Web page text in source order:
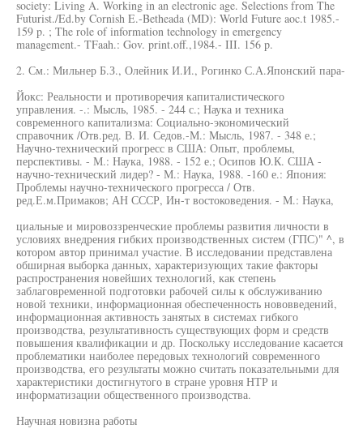
society: Living A. Working in an electronic age. Selections from The
Futurist./Ed.by Cornish E.-Betheada (MD): World Future aoc.t 1985.-
159 p. ; The role of information technology in emergency
management.- TFaah.: Gov. print.off.,1984.- III. 156 p.
2. См.: Мильнер Б.З., Олейник И.И., Рогинко С.А.Японский пара-
Йокс: Реальности и противоречия капиталистического
управления. -.: Мысль, 1985. - 244 с.; Наука и техника
современного капитализма: Социально-экономический
справочник /Отв.ред. В. И. Седов.-М.: Мысль, 1987. - 348 е.;
Научно-технический прогресс в США: Опыт, проблемы,
перспективы. - М.: Наука, 1988. - 152 е.; Осипов Ю.К. США -
научно-технический лидер? - М.: Наука, 1988. -160 е.: Япония:
Проблемы научно-технического прогресса / Отв.
ред.Е.м.Примаков; АН СССР, Ин-т востоковедения. - М.: Наука,
циальные и мировоззренческие проблемы развития личности в
условиях внедрения гибких производственных систем (ГПС)" ^, в
котором автор принимал участие. В исследовании представлена
обширная выборка данных, характеризующих такие факторы
распространения новейших технологий, как степень
заблаговременной подготовки рабочей силы к обслуживанию
новой техники, информационная обеспеченность нововведений,
информационная активность занятых в системах гибкого
производства, результативность существующих форм и средств
повышения квалификации и др. Поскольку исследование касается
проблематики наиболее передовых технологий современного
производства, его результаты можно считать показательными для
характеристики достигнутого в стране уровня НТР и
информатизации общественного производства.
Научная новизна работы